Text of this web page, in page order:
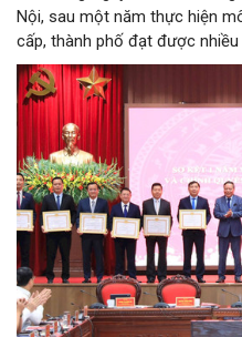
Nội, sau một năm thực hiện
cấp, thành phố đạt được
Nội đang nghiên cứu, thực
Trung ương để tiếp tục tinh
chính quyền địa phương 2
hơn nữa trong giai đoạn mới.